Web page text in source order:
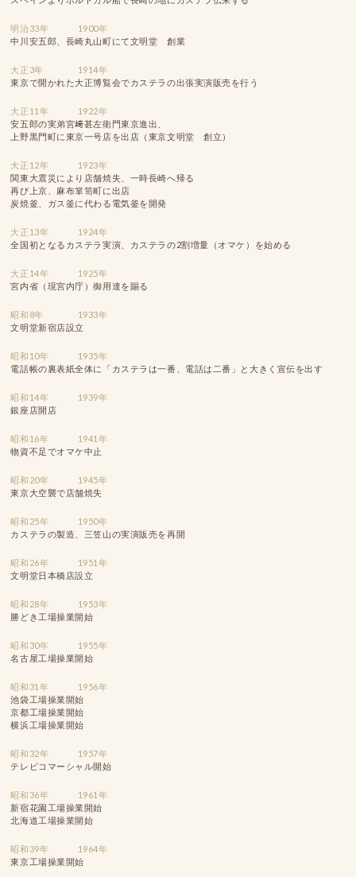
明治33年
1900年
中川安五郎、長崎丸山町にて文明堂 創業
大正3年
1914年
東京で開かれた大正博覧会でカステラの出張実演販売を行う
大正11年
1922年
安五郎の実弟宮﨑甚左衛門東京進出、
上野黒門町に東京一号店を出店（東京文明堂 創立）
大正12年
1923年
関東大震災により店舗焼失、一時長崎へ帰る
再び上京、麻布箪笥町に出店
炭焼釜、ガス釜に代わる電気釜を開発
大正13年
1924年
全国初となるカステラ実演、カステラの2割増量（オマケ）を始める
大正14年
1925年
宮内省（現宮内庁）御用達を賜る
昭和8年
1933年
文明堂新宿店設立
昭和10年
1935年
電話帳の裏表紙全体に「カステラは一番、電話は二番」と大きく宣伝を出す
昭和14年
1939年
銀座店開店
昭和16年
1941年
物資不足でオマケ中止
昭和20年
1945年
東京大空襲で店舗焼失
昭和25年
1950年
カステラの製造、三笠山の実演販売を再開
昭和26年
1951年
文明堂日本橋店設立
昭和28年
1953年
勝どき工場操業開始
昭和30年
1955年
名古屋工場操業開始
昭和31年
1956年
池袋工場操業開始
京都工場操業開始
横浜工場操業開始
昭和32年
1957年
テレビコマーシャル開始
昭和36年
1961年
新宿花園工場操業開始
北海道工場操業開始
昭和39年
1964年
東京工場操業開始